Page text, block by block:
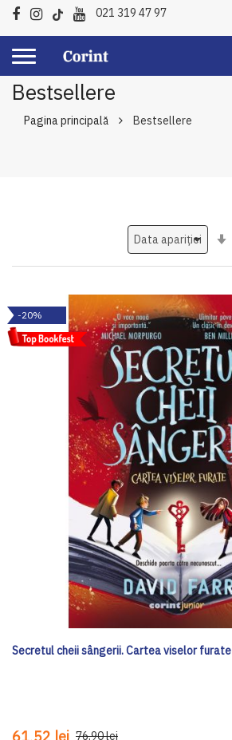
021 319 47 97
Bestsellere
Pagina principală Bestsellere
-20%
Secretul cheii sângerii. Cartea viselor furate
61,52 lei 76,90 lei